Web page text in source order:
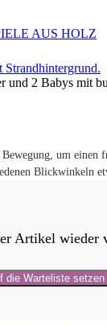
AUS HOLZ
und 2 Babys mit
um einen
Blickwinkeln
Artikel wieder